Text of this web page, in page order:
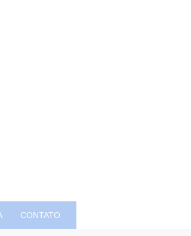
CONTATO